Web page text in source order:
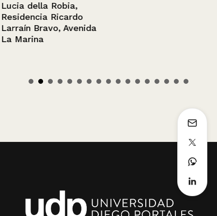
Lucia della Robia,
Residencia Ricardo
Larraín Bravo, Avenida
La Marina